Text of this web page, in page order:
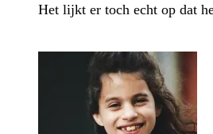
Het lijkt er toch echt op dat